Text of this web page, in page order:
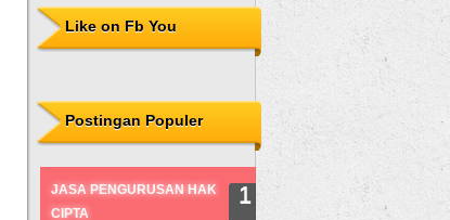
Terima kasih untuk
nurhadijayaprima.com, Mas
hadi. Pelayanannya baik,
paspor juga mudah karena
dibantu oleh Mas nur hadi.
Desi
Like on Fb You
Postingan Populer
JASA PENGURUSAN HAK
CIPTA